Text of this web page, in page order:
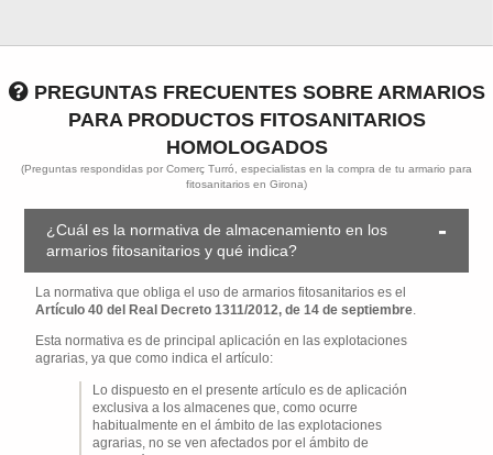
PREGUNTAS FRECUENTES SOBRE ARMARIOS
PARA PRODUCTOS FITOSANITARIOS
HOMOLOGADOS
(Preguntas respondidas por Comerç Turró, especialistas en la compra de tu armario para
fitosanitarios en Girona)
¿Cuál es la normativa de almacenamiento en los
armarios fitosanitarios y qué indica?
La normativa que obliga el uso de armarios fitosanitarios es el
Artículo 40 del Real Decreto 1311/2012, de 14 de septiembre.
Esta normativa es de principal aplicación en las explotaciones
agrarias, ya que como indica el artículo:
Lo dispuesto en el presente artículo es de aplicación
exclusiva a los almacenes que, como ocurre
habitualmente en el ámbito de las explotaciones
agrarias, no se ven afectados por el ámbito de